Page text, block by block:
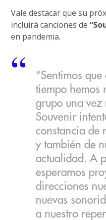
Vale destacar que su
incluirá canciones de
en pandemia.
“Sentimos
tiempo hemos
grupo una vez
Souvenir
constancia de
y también de
actualidad. A
esperamos
direcciones
nuevas
a nuestro